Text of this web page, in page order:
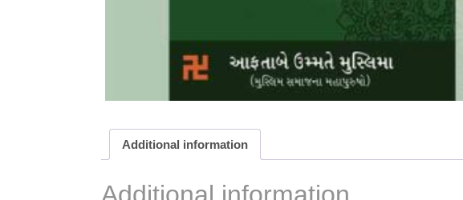
Additional information